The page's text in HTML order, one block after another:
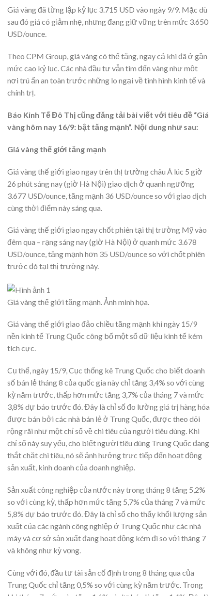
Giá vàng đã từng lập kỷ lục 3.715 USD vào ngày 9/9. Mặc dù
sau đó giá có giảm nhẹ, nhưng đang giữ vững trên mức 3.650
USD/ounce.
Theo CPM Group, giá vàng có thể tăng, ngay cả khi đã ở gần
mức cao kỷ lục. Các nhà đầu tư vẫn tìm đến vàng như một
nơi trú ẩn an toàn trước những lo ngại về tình hình kinh tế và
chính trị.
Báo Kinh Tế Đô Thị cũng đăng tải bài viết với tiêu đề “Giá
vàng hôm nay 16/9: bật tăng mạnh”. Nội dung như sau:
Giá vàng thế giới tăng mạnh
Giá vàng thế giới giao ngay trên thị trường châu Á lúc 5 giờ
26 phút sáng nay (giờ Hà Nội) giao dịch ở quanh ngưỡng
3.677 USD/ounce, tăng mạnh 36 USD/ounce so với giao dịch
cùng thời điểm này sáng qua.
Giá vàng thế giới giao ngay chốt phiên tại thị trường Mỹ vào
đêm qua – rạng sáng nay (giờ Hà Nội) ở quanh mức 3.678
USD/ounce, tăng mạnh hơn 35 USD/ounce so với chốt phiên
trước đó tại thị trường này.
Giá vàng thế giới tăng mạnh. Ảnh minh họa.
Giá vàng thế giới giao đảo chiều tăng mạnh khi ngày 15/9
nền kinh tế Trung Quốc công bố một số dữ liệu kinh tế kém
tích cực.
Cụ thể, ngày 15/9, Cục thống kê Trung Quốc cho biết doanh
số bán lẻ tháng 8 của quốc gia này chỉ tăng 3,4% so với cùng
kỳ năm trước, thấp hơn mức tăng 3,7% của tháng 7 và mức
3,8% dự báo trước đó. Đây là chỉ số đo lường giá trị hàng hóa
được bán bởi các nhà bán lẻ ở Trung Quốc, được theo dõi
rộng rãi như một chỉ số về chi tiêu của người tiêu dùng. Khi
chỉ số này suy yếu, cho biết người tiêu dùng Trung Quốc đang
thắt chặt chi tiêu, nó sẽ ảnh hưởng trực tiếp đến hoạt động
sản xuất, kinh doanh của doanh nghiệp.
Sản xuất công nghiệp của nước này trong tháng 8 tăng 5,2%
so với cùng kỳ, thấp hơn mức tăng 5,7% của tháng 7 và mức
5,8% dự báo trước đó. Đây là chỉ số cho thấy khối lượng sản
xuất của các ngành công nghiệp ở Trung Quốc như các nhà
máy và cơ sở sản xuất đang hoạt động kém đi so với tháng 7
và không như kỳ vọng.
Cùng với đó, đầu tư tài sản cố định trong 8 tháng qua của
Trung Quốc chỉ tăng 0,5% so với cùng kỳ năm trước. Trong